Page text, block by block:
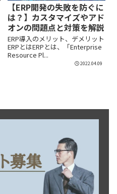
【ERP開発の失敗を防ぐに
は？】カスタマイズやアド
オンの問題点と対策を解説
ERP導入のメリット、デメリット
ERPとはERPとは、「Enterprise
Resource Pl...
2022.04.09